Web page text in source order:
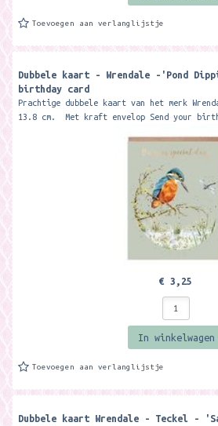
Toevoegen aan verlanglijstje
Dubbele kaart - Wrendale -'Pond
birthday card
Prachtige dubbele kaart van het merk
13.8 cm. Met kraft envelop Send your
€ 3,25
In winkelwagen
Toevoegen aan verlanglijstje
Dubbele kaart Wrendale - Teckel -